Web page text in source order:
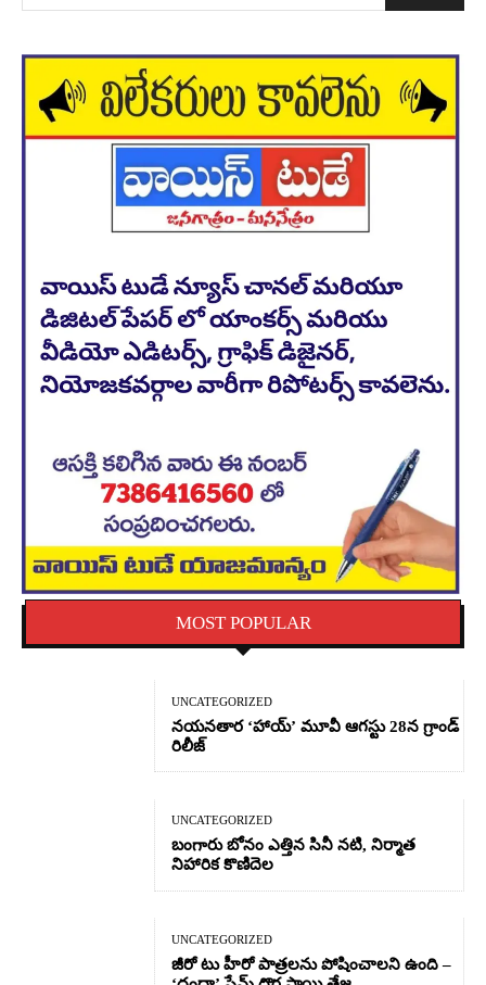
MOST POPULAR
UNCATEGORIZED
నయనతార ‘హాయ్’ మూవీ ఆగస్టు 28న గ్రాండ్
రిలీజ్
UNCATEGORIZED
బంగారు బోనం ఎత్తిన సినీ నటి, నిర్మాత
నిహారిక కొణిదెల
UNCATEGORIZED
జీరో టు హీరో పాత్రలను పోషించాలని ఉంది –